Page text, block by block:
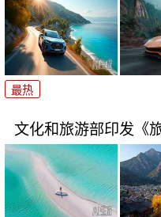
最热
文化和旅游部印发《